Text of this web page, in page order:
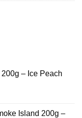
– Ice Peach
Island 200g –